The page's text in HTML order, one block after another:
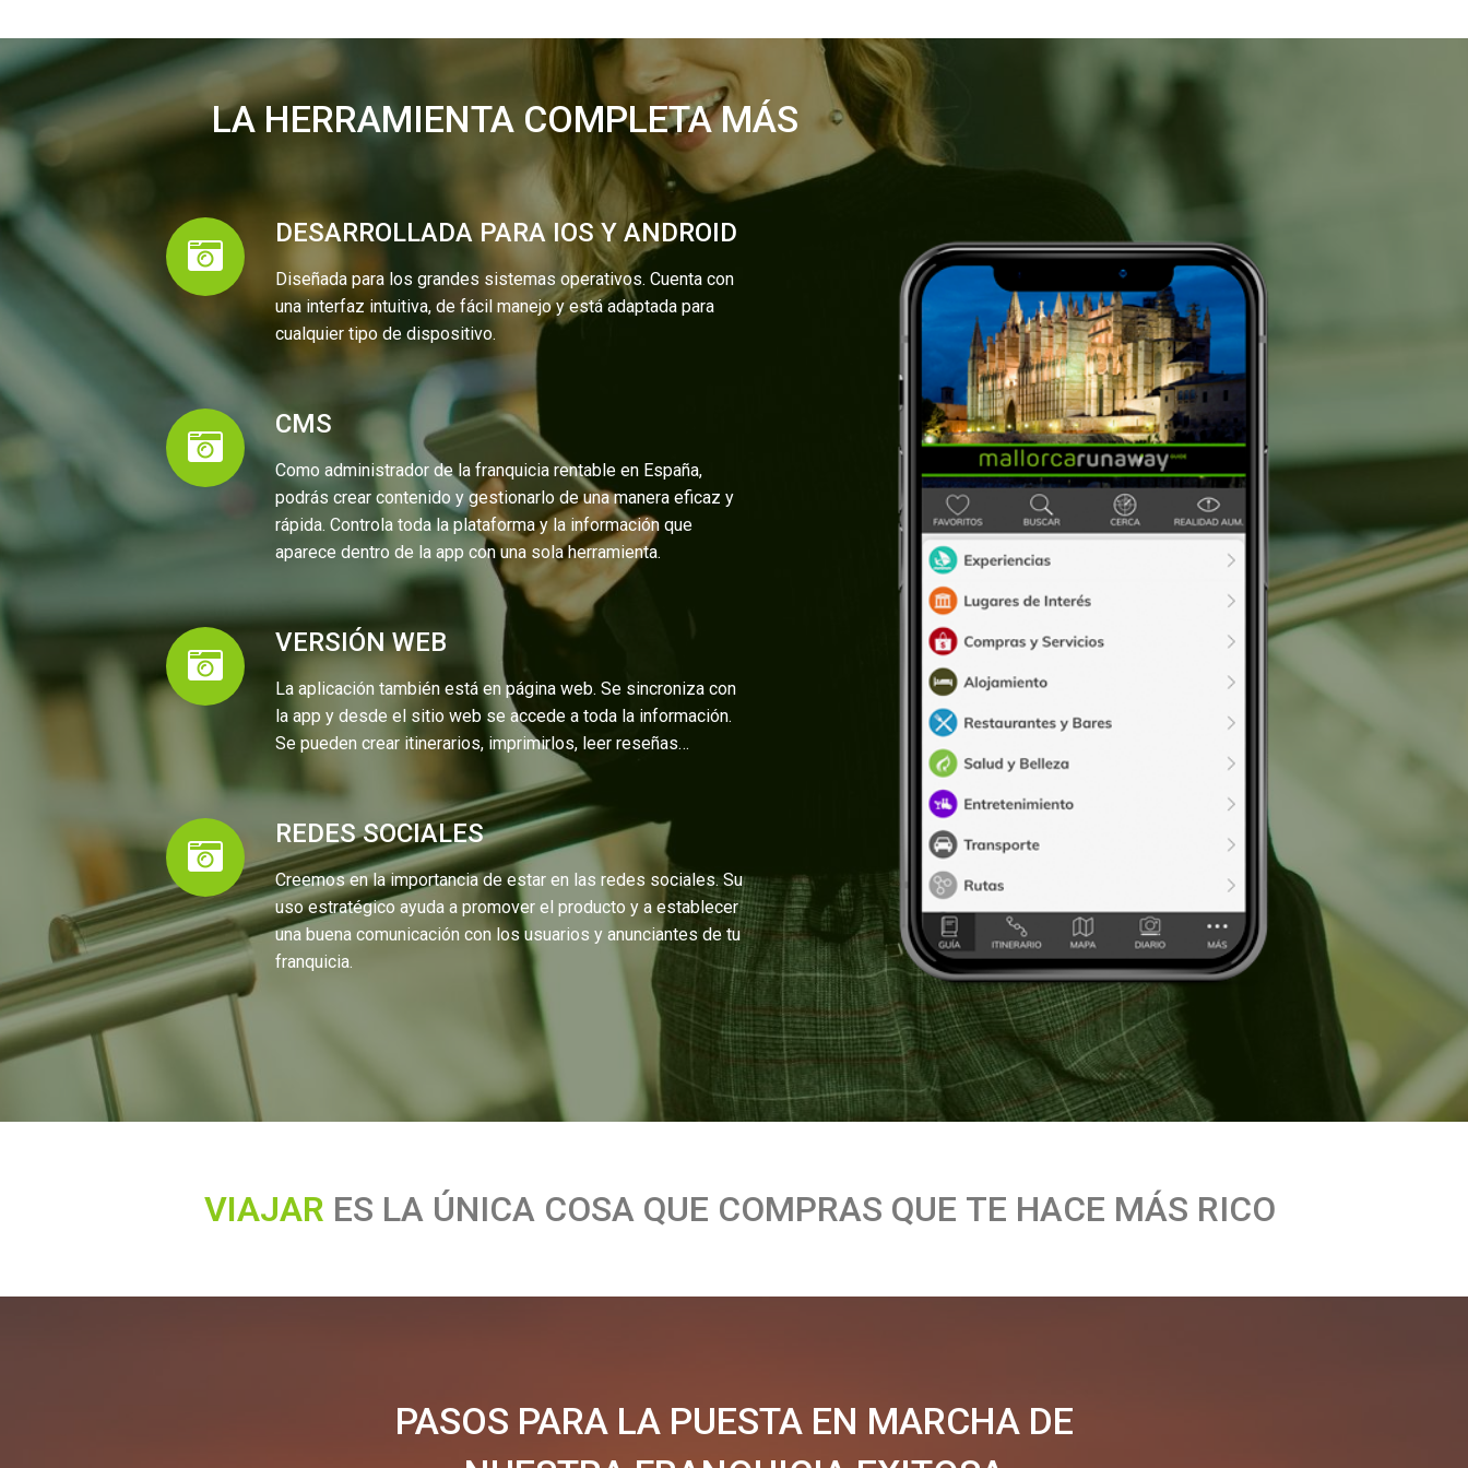
LA HERRAMIENTA COMPLETA MÁS AVA N ZA E RC
DESARROLLADA PARA IOS Y ANDROID
Diseñada para los grandes sistemas operativos. Cuenta con
una interfaz intuitiva, de fácil manejo y está adaptada para
cualquier tipo de dispositivo.
CMS
Como administrador de la franquicia rentable en España,
podrás crear contenido y gestionarlo de una manera eficaz y
rápida. Controla toda la plataforma y la información que
aparece dentro de la app con una sola herramienta.
VERSIÓN WEB
La aplicación también está en página web. Se sincroniza con
la app y desde el sitio web se accede a toda la información.
Se pueden crear itinerarios, imprimirlos, leer reseñas…
REDES SOCIALES
Creemos en la importancia de estar en las redes sociales. Su
uso estratégico ayuda a promover el producto y a establecer
una buena comunicación con los usuarios y anunciantes de tu
franquicia.
VI AJAR ES LA ÚNICA COSA QUE COMPRAS QUE TE HACE MÁS RICO
PASOS PARA LA PUESTA EN MARCHA DE